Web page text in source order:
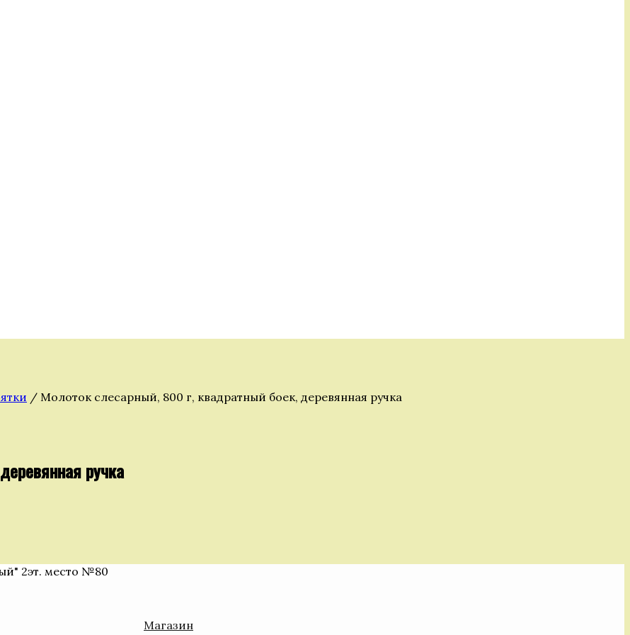
/ Молоток слесарный, 800 г, квадратный боек, деревянная ручка
ручка
2эт. место №80
Магазин